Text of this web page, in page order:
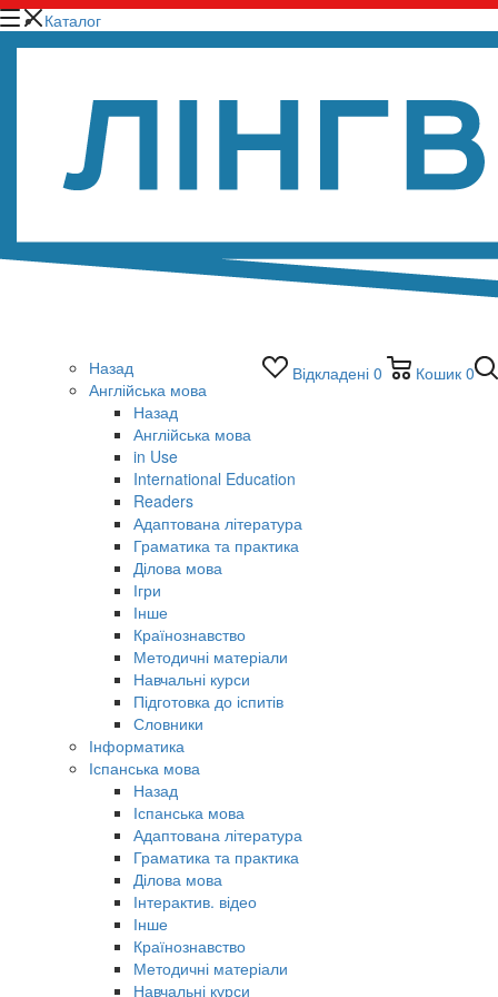
Відкладені 0 Кошик 0
Каталог
Назад
Англійська мова
Назад
Англійська мова
in Use
International Education
Readers
Адаптована література
Граматика та практика
Ділова мова
Ігри
Інше
Країнознавство
Методичні матеріали
Навчальні курси
Підготовка до іспитів
Словники
Інформатика
Іспанська мова
Назад
Іспанська мова
Адаптована література
Граматика та практика
Ділова мова
Інтерактив. відео
Інше
Країнознавство
Методичні матеріали
Навчальні курси